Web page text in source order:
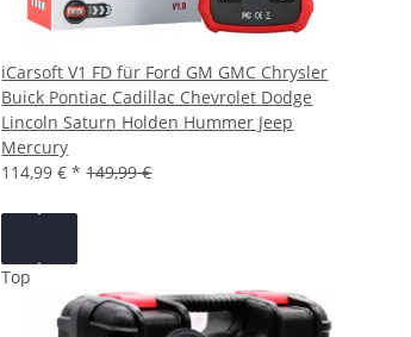
iCarsoft V1 FD für Ford GM GMC Chrysler
Buick Pontiac Cadillac Chevrolet Dodge
Lincoln Saturn Holden Hummer Jeep
Mercury
114,99 €* 149,99 €
Top